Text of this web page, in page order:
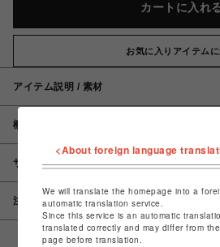
カートに入れ
お気に入りアイテム
アイテム説明 / 素材
概要
サイズ
注意事項
<About foreign language
We will translate the homepage into a
automatic translation service.
Since this service is an automatic
translated correctly and may differ from
page before translation.